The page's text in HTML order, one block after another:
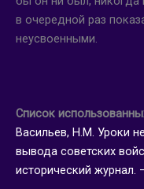
в очередной раз
неусвоенными.
Список
Васильев, Н.М. Уроки
вывода советских
исторический